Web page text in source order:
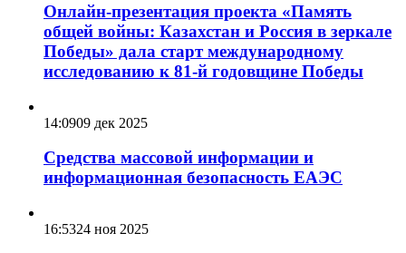
Онлайн-презентация проекта «Память
общей войны: Казахстан и Россия в зеркале
Победы» дала старт международному
исследованию к 81-й годовщине Победы
14:0909 дек 2025
Средства массовой информации и
информационная безопасность ЕАЭС
16:5324 ноя 2025